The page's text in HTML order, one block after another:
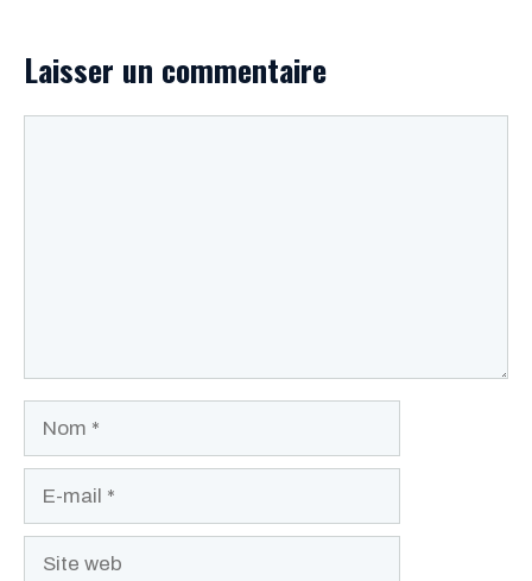
Laisser un commentaire
Site